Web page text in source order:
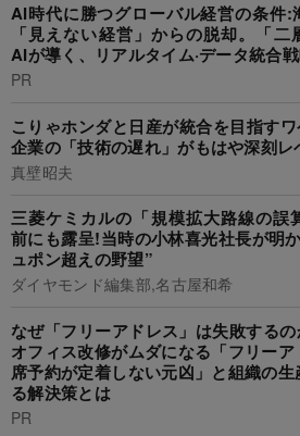
AI時代に勝つグローバル経営の条件:
「見えない経営」からの脱却。「二
AIが導く、リアルタイム·データ統合
PR
こりゃホンダと日産が統合を目指す
企業の「技術の遅れ」がもはや深刻レ
真壁昭夫
三菱ケミカルの「規模拡大路線の誤
前にも露呈!当時の小林喜光社長が明
ュポン超えの野望”
ダイヤモンド編集部,名古屋和希
なぜ「フリーアドレス」は失敗する
オフィス改修がムダになる「フリー
席予約が定着しない元凶」と組織の
る解決策とは
PR